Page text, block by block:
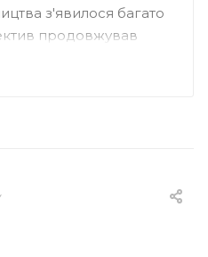
з'явилося багато
продовжував
для широкого
особливе
Books» - це